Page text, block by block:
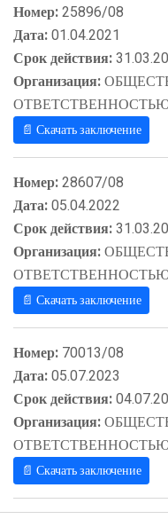
Номер:25896/08
Дата:01.04.2021
Срок действия:
Организация:
ОТВЕТСТВЕННОСТЬЮ
📄 Скачать заключение
Номер:28607/08
Дата:05.04.2022
Срок действия:
Организация:
ОТВЕТСТВЕННОСТЬЮ
📄 Скачать заключение
Номер: 70013/08
Дата:05.07.2023
Срок действия:
Организация:
ОТВЕТСТВЕННОСТЬЮ
📄 Скачать заключение